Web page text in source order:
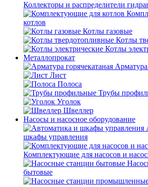
Коллекторы и распределители
котлов
Котлы газовые
Котлы
Котлы
Металлопрокат
Арматура
Лист
Полоса
Трубы
Уголок
Швеллер
Насосы и насосное оборудование
шкафы управления
Комплектующие для насосов и
бытовые